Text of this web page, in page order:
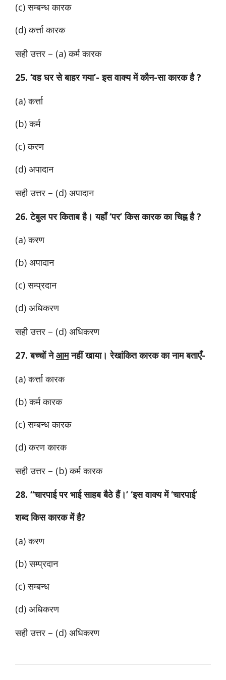
(c) सम्बन्ध कारक
(d) कर्त्ता कारक
सही उत्तर – (a) कर्म कारक
25. ‘वह घर से बाहर गया’- इस वाक्य में कौन-सा कारक है ?
(a) कर्त्ता
(b) कर्म
(c) करण
(d) अपादान
सही उत्तर – (d) अपादान
26. टेबुल पर किताब है। यहाँ ‘पर’ किस कारक का चिह्न है ?
(a) करण
(b) अपादान
(c) सम्प्रदान
(d) अधिकरण
सही उत्तर – (d) अधिकरण
27. बच्चों नेआमनहीं खाया। रेखांकित कारक का नाम बताएँ-
(a) कर्त्ता कारक
(b) कर्म कारक
(c) सम्बन्ध कारक
(d) करण कारक
सही उत्तर – (b) कर्म कारक
28. “चारपाई पर भाई साहब बैठे हैं।’ ‘इस वाक्य में ‘चारपाई’
शब्द किस कारक में है?
(a) करण
(b) सम्प्रदान
(c) सम्बन्ध
(d) अधिकरण
सही उत्तर – (d) अधिकरण